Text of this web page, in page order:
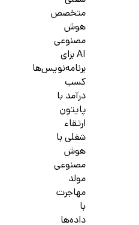
متخصص
هوش
مصنوعی
AI برای
برنامه‌نویس‌ها
کسب
درآمد با
پایتون
ارتقاء
شغلی با
هوش
مصنوعی
مولد
مهاجرت
با
داده‌ها